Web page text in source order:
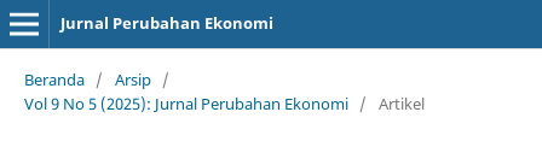
Jurnal Perubahan Ekonomi
Beranda / Arsip /
Vol 9 No 5 (2025): Jurnal Perubahan Ekonomi / Artikel